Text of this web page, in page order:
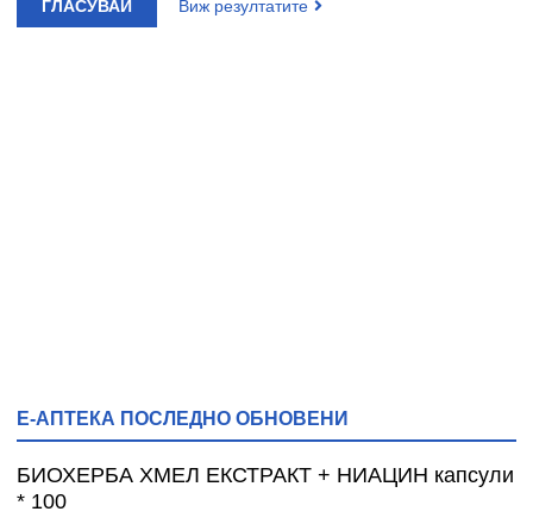
ГЛАСУВАЙ Виж резултатите
Е-АПТЕКА ПОСЛЕДНО ОБНОВЕНИ
БИОХЕРБА ХМЕЛ ЕКСТРАКТ + НИАЦИН капсули
* 100